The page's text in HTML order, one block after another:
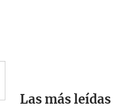
Las más leídas